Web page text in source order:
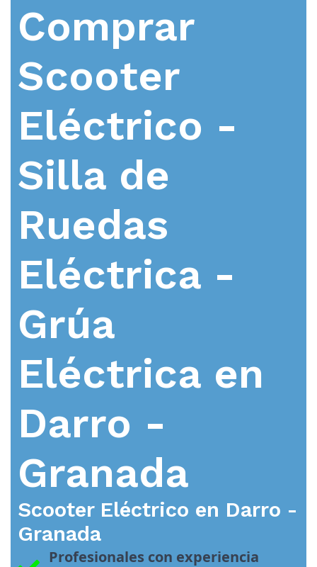
Comprar
Scooter
Eléctrico -
Silla de
Ruedas
Eléctrica -
Grúa
Eléctrica en
Darro -
Granada
Scooter Eléctrico en Darro -
Granada
Profesionales con experiencia